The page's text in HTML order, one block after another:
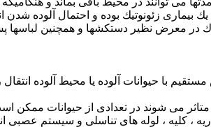
زئونوتیك بوده و احتمال آلوده شدن
در معرض نظیر دستكشها و همچنین
با حیوانات آلوده یا محیط آلوده
می شوند در تعدادی از حیوانات ممكن
، لوله های تناسلی و سیستم عصبی